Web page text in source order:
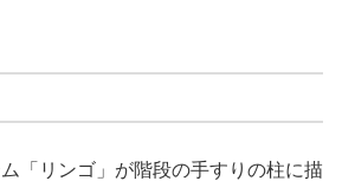
「リンゴ」が階段の手すりの柱に描